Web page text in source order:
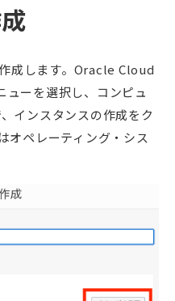
成します。Oracle Cloud
ューを選択し、コンピュ
インスタンスの作成をク
オペレーティング・シス